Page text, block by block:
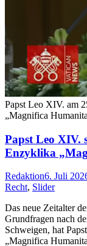
Papst Leo XIV. am
„Magnifica
Papst Leo XIV.
Enzyklika
Redaktion6. Juli
Recht, Slider
Das neue Zeitalter
Grundfragen nach
Schweigen, hat
„Magnifica